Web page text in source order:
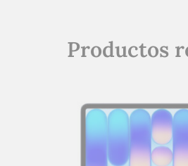
Productos